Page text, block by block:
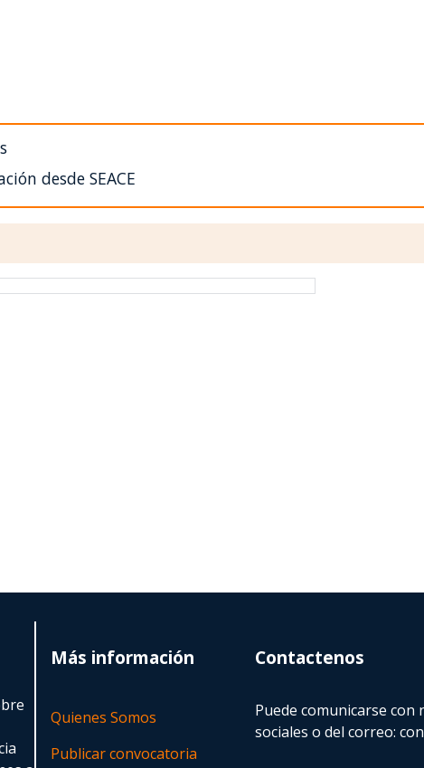
desde SEACE
Más información
Quienes Somos
Publicar convocatoria
Contactenos
Puede comunicarse
sociales o del correo: